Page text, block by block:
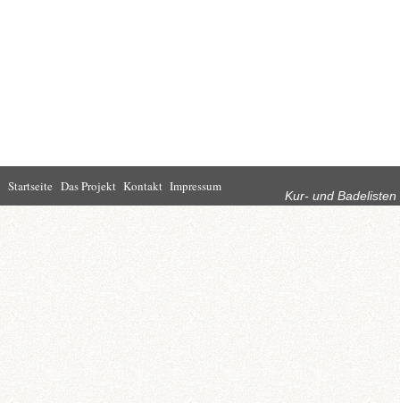
Startseite
Leben in Bad
Homburg
Rathaus
Kultur Wirtschaft
Kur und
Tourismus
Kur- und Badelisten
Startseite Das Projekt Kontakt Impressum